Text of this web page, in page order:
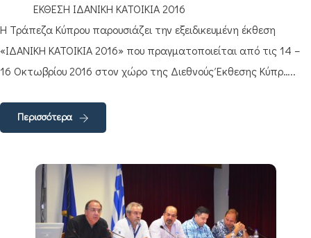
ΕΚΘΕΣΗ ΙΔΑΝΙΚΗ ΚΑΤΟΙΚΙΑ 2016
Η Τράπεζα Κύπρου παρουσιάζει την εξειδικευμένη έκθεση
«ΙΔΑΝΙΚΗ ΚΑΤΟΙΚΙΑ 2016» που πραγματοποιείται από τις 14 –
16 Οκτωβρίου 2016 στον χώρο της Διεθνούς Έκθεσης Κύπρ…..
Περισσότερα